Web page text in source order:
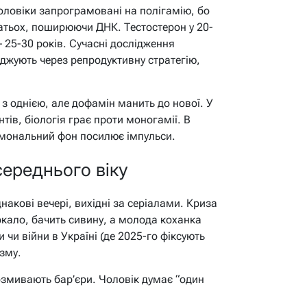
запрограмовані на полігамію, бо
поширюючи ДНК. Тестостерон у 20-
30 років. Сучасні дослідження
через репродуктивну стратегію,
з однією, але дофамін манить до нової. У
біологія грає проти моногамії. В
фон посилює імпульси.
віку
вечері, вихідні за серіалами. Криза
бачить сивину, а молода коханка
війни в Україні (де 2025-го фіксують
бар’єри. Чоловік думає “один